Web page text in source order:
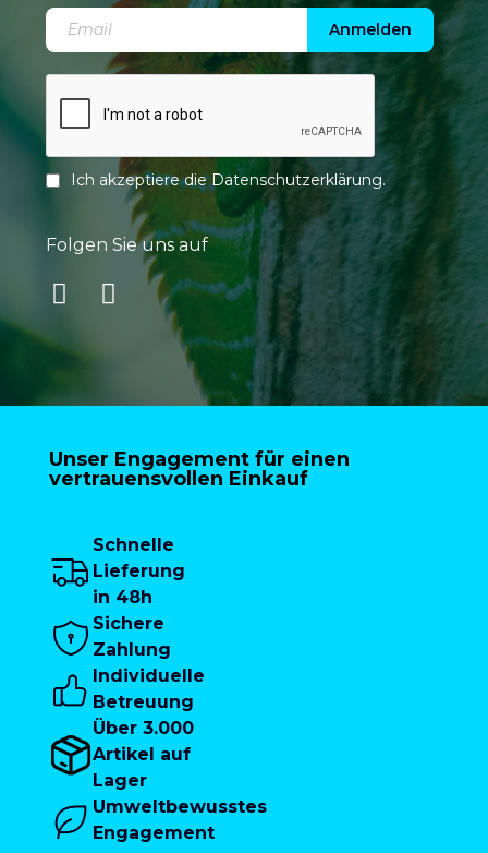
Anmelden
Ich akzeptiere dieDatenschutzerklärung.
Folgen Sie uns auf
Unser Engagement für einen
vertrauensvollen Einkauf
Schnelle
Lieferung
in 48h
Sichere
Zahlung
Individuelle
Betreuung
Über 3.000
Artikel auf
Lager
Umweltbewusstes
Engagement